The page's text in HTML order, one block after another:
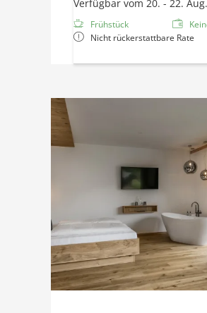
Verfügbar vom 20. - 22. Aug.
Frühstück
Nicht rückerstattbare Rate